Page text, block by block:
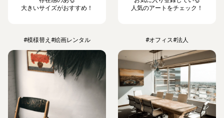
大きいサイズがおすすめ！
人気のアートをチェック！
#模様替え #絵画レンタル #オフィス#法人